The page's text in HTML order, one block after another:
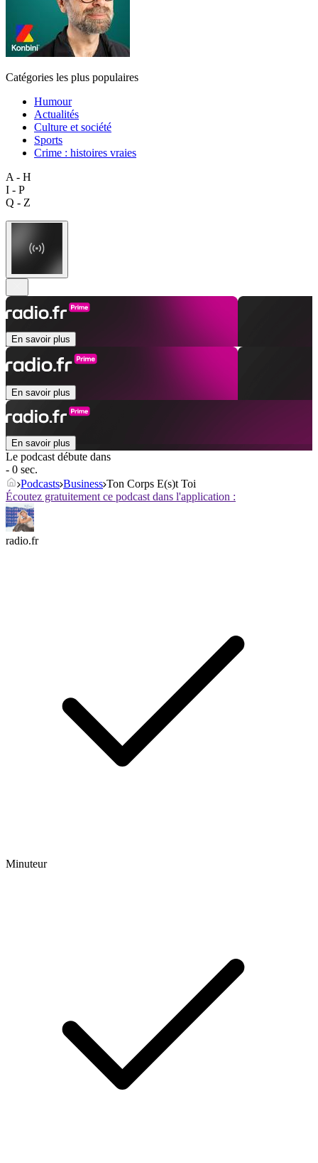
Catégories les plus populaires
Humour
Actualités
Culture et société
Sports
Crime : histoires vraies
A - H
I - P
Q - Z
En savoir plus
En savoir plus
En savoir plus
Le podcast débute dans
- 0 sec.
Podcasts Business Ton Corps E(s)t Toi
Écoutez gratuitement ce podcast dans l'application :
radio.fr
Minuteur